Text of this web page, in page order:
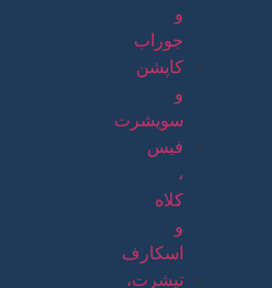
و
جوراب
کاپشن
و
سویشرت
فیس
،
کلاه
و
اسکارف
تیشرت،